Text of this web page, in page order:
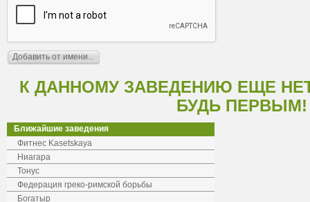
К ДАННОМУ ЗАВЕДЕНИЮ ЕЩЕ
БУДЬ ПЕРВЫМ!
Ближайшие заведения
Фитнес Kasetskaya
Ниагара
Тонус
Федерация греко-римской борьбы
Богатыр